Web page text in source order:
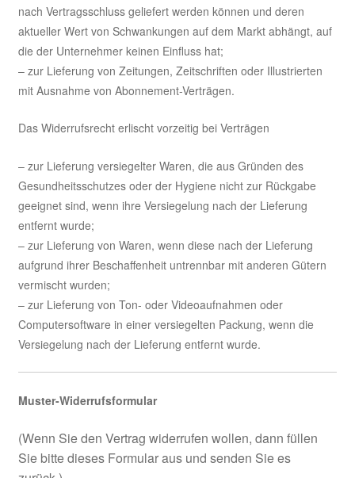
nach Vertragsschluss geliefert werden können und deren
aktueller Wert von Schwankungen auf dem Markt abhängt, auf
die der Unternehmer keinen Einfluss hat;
– zur Lieferung von Zeitungen, Zeitschriften oder Illustrierten
mit Ausnahme von Abonnement-Verträgen.
Das Widerrufsrecht erlischt vorzeitig bei Verträgen
– zur Lieferung versiegelter Waren, die aus Gründen des
Gesundheitsschutzes oder der Hygiene nicht zur Rückgabe
geeignet sind, wenn ihre Versiegelung nach der Lieferung
entfernt wurde;
– zur Lieferung von Waren, wenn diese nach der Lieferung
aufgrund ihrer Beschaffenheit untrennbar mit anderen Gütern
vermischt wurden;
– zur Lieferung von Ton- oder Videoaufnahmen oder
Computersoftware in einer versiegelten Packung, wenn die
Versiegelung nach der Lieferung entfernt wurde.
Muster-Widerrufsformular
(Wenn Sie den Vertrag widerrufen wollen, dann füllen
Sie bitte dieses Formular aus und senden Sie es